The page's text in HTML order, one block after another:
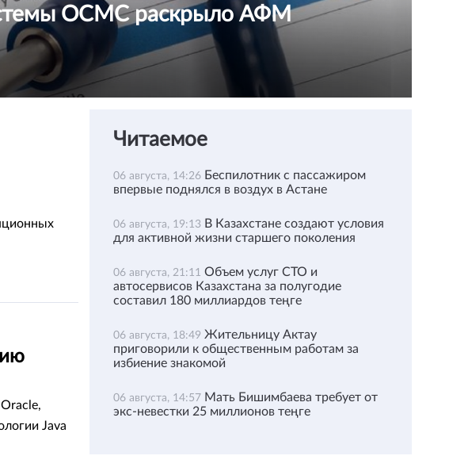
ОСМС раскрыло АФМ
Java
Читаемое
06 августа, 14:26 Беспилотник с пассажиром
впервые поднялся в воздух в Астане
06 августа, 19:13 В Казахстане создают условия
для активной жизни старшего поколения
06 августа, 21:11 Объем услуг СТО и
автосервисов Казахстана за полугодие
составил 180 миллиардов теңге
06 августа, 18:49 Жительницу Актау
приговорили к общественным работам за
избиение знакомой
06 августа, 14:57 Мать Бишимбаева требует от
экс-невестки 25 миллионов теңге